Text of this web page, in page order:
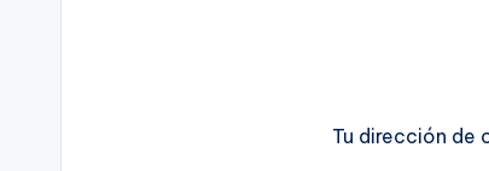
Tu dirección de